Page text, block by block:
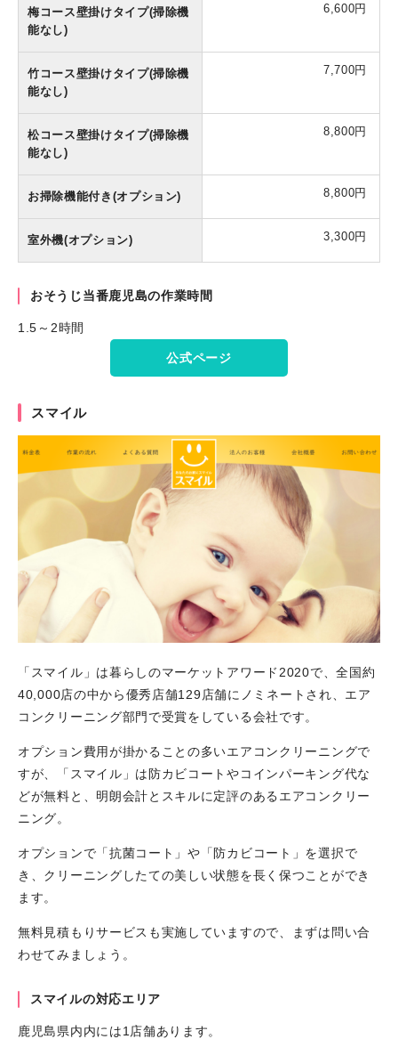
梅コース壁掛けタイプ(掃除機
能なし)
6,600円
竹コース壁掛けタイプ(掃除機
能なし)
7,700円
松コース壁掛けタイプ(掃除機
能なし)
8,800円
お掃除機能付き(オプション) 8,800円
室外機(オプション) 3,300円
おそうじ当番鹿児島の作業時間
1.5～2時間
公式ページ
スマイル
「スマイル」は暮らしのマーケットアワード2020で、全国約
40,000店の中から優秀店舗129店舗にノミネートされ、エア
コンクリーニング部門で受賞をしている会社です。
オプション費用が掛かることの多いエアコンクリーニングで
すが、「スマイル」は防カビコートやコインパーキング代な
どが無料と、明朗会計とスキルに定評のあるエアコンクリー
ニング。
オプションで「抗菌コート」や「防カビコート」を選択で
き、クリーニングしたての美しい状態を長く保つことができ
ます。
無料見積もりサービスも実施していますので、まずは問い合
わせてみましょう。
スマイルの対応エリア
鹿児島県内内には1店舗あります。